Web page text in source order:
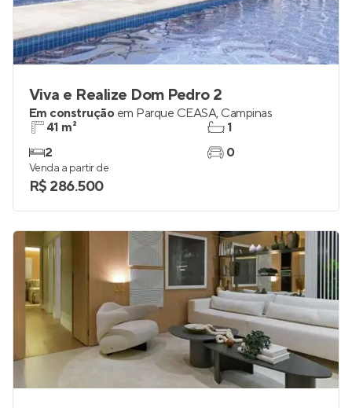
Viva e Realize Dom Pedro 2
Em construção em Parque CEASA, Campinas
41 m²
2
1
0
Venda a partir de
R$ 286.500